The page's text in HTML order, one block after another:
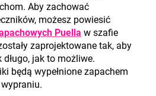
Aby zachować
możesz powiesić
Puella w szafie
zaprojektowane tak, aby
jak to możliwe.
będą wypełnione zapachem